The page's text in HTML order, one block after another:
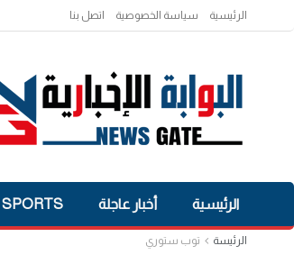
الرئيسية سياسة الخصوصية اتصل بنا
الرئيسية أخبار عاجلة SPORTS
الرئيسة توب ستوري